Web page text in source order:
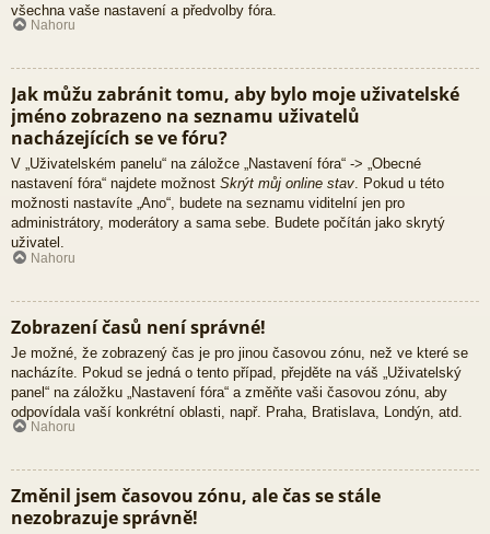
všechna vaše nastavení a předvolby fóra.
Nahoru
Jak můžu zabránit tomu, aby bylo moje uživatelské
jméno zobrazeno na seznamu uživatelů
nacházejících se ve fóru?
V „Uživatelském panelu“ na záložce „Nastavení fóra“ -> „Obecné
nastavení fóra“ najdete možnost Skrýt můj online stav. Pokud u této
možnosti nastavíte „Ano“, budete na seznamu viditelní jen pro
administrátory, moderátory a sama sebe. Budete počítán jako skrytý
uživatel.
Nahoru
Zobrazení časů není správné!
Je možné, že zobrazený čas je pro jinou časovou zónu, než ve které se
nacházíte. Pokud se jedná o tento případ, přejděte na váš „Uživatelský
panel“ na záložku „Nastavení fóra“ a změňte vaši časovou zónu, aby
odpovídala vaší konkrétní oblasti, např. Praha, Bratislava, Londýn, atd.
Nahoru
Změnil jsem časovou zónu, ale čas se stále
nezobrazuje správně!